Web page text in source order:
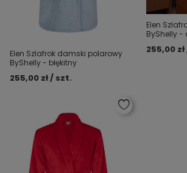
Elen Szlafrok damski polarowy
ByShelly - błękitny
255,00 zł / szt.
Elen
ByShelly -
255,00